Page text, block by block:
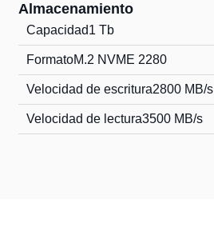
Almacenamiento
Capacidad1 Tb
FormatoM.2 NVME 2280
Velocidad de escritura2800 MB/s
Velocidad de lectura3500 MB/s